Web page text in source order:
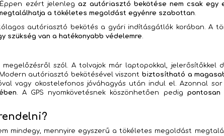
ezért jelenleg az autóriasztó bekötése nem csak egy
a tökéletes megoldást egyénre szabottan.
autóriasztó bekötés a gyári indításgátlók korában. A
szükség van a hatékonyabb védelemre.
szól. A tolvajok már laptopokkal, jelerősítőkkel
autóriasztó bekötésével viszont biztosítható a
vagy okostelefonos jóváhagyás után indul el. Azonnal
. A GPS nyomkövetésnek köszönhetően pedig pontosan
mindegy, mennyire egyszerű a tökéletes megoldást